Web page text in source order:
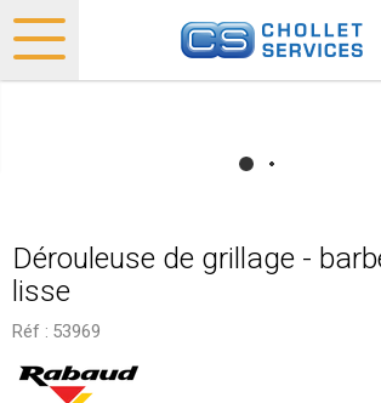
Dérouleuse de grillage -
lisse
Réf : 53969